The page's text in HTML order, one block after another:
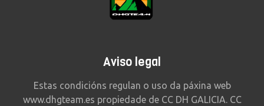
Aviso legal
Estas condicións regulan o uso da páxina web
www.dhgteam.es propiedade de CC DH GALICIA. CC